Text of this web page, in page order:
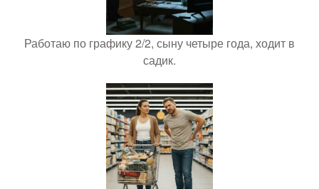
Работаю по графику 2/2, сыну четыре года, ходит в
садик.